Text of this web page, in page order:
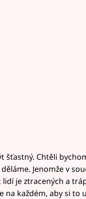
šťastný. Chtěli
Jenomže v
je ztracených a
na každém, aby si to